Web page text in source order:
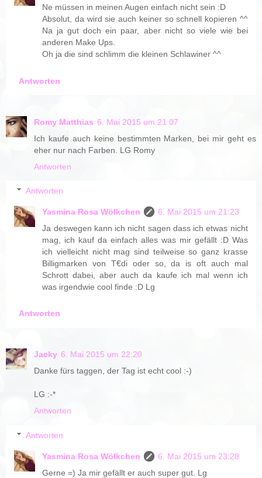
Ne müssen in meinen Augen einfach nicht sein :D
Absolut, da wird sie auch keiner so schnell kopieren ^^
Na ja gut doch ein paar, aber nicht so viele wie bei
anderen Make Ups.
Oh ja die sind schlimm die kleinen Schlawiner ^^
Antworten
Romy Matthias 6. Mai 2015 um 21:07
Ich kaufe auch keine bestimmten Marken, bei mir geht es
eher nur nach Farben. LG Romy
Antworten
Antworten
Yasmina Rosa Wölkchen
6. Mai 2015 um 21:23
Ja deswegen kann ich nicht sagen dass ich etwas nicht
mag, ich kauf da einfach alles was mir gefällt :D Was
ich vielleicht nicht mag sind teilweise so ganz krasse
Billigmarken von T€di oder so, da is oft auch mal
Schrott dabei, aber auch da kaufe ich mal wenn ich
was irgendwie cool finde :D Lg
Antworten
Jacky 6. Mai 2015 um 22:20
Danke fürs taggen, der Tag ist echt cool :-)
LG :-*
Antworten
Antworten
Yasmina Rosa Wölkchen
6. Mai 2015 um 23:28
Gerne =) Ja mir gefällt er auch super gut. Lg